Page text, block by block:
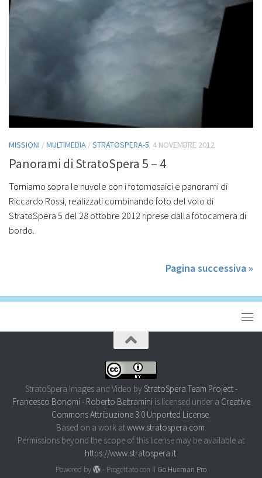
MISSIONI /MULTIMEDIA /STRATOSPERA-5 4 NOVEMBRE 2012
Panorami di StratoSpera 5 – 4
Torniamo sopra le nuvole con i fotomosaici e panorami di
Riccardo Rossi, realizzati combinando foto del volo di
StratoSpera 5 del 28 ottobre 2012 riprese dalla fotocamera di
bordo.
Pagina successiva »
StratoSpera Images and Video by StratoSpera Team Project -
Francesco Bonomi - Roberto Beltraminiis licensed under a Creative
Commons Attribuzione 3.0 Unported License
Based on a work atwww.stratospera.com
Permissions beyond the scope of this license may be available at
https://www.stratospera.it.
Powered by - Progettato con il Go Hueman Pro